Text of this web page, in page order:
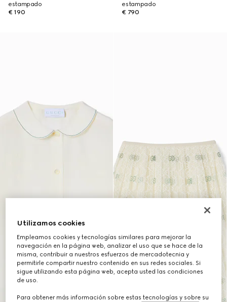
estampado
€ 190
estampado
€ 790
Utilizamos cookies
Empleamos cookies y tecnologías similares para mejorar la
navegación en la página web, analizar el uso que se hace de la
misma, contribuir a nuestros esfuerzos de mercadotecnia y
permitirle compartir nuestro contenido en sus redes sociales. Si
sigue utilizando esta página web, acepta usted las condiciones
de uso.
Para obtener más información sobre estas tecnologías y sobre su